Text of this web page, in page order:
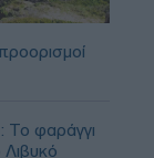
Το φαράγγι